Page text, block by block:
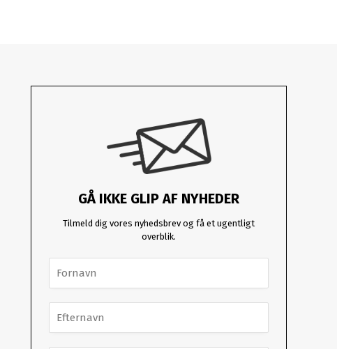
GÅ IKKE GLIP AF NYHEDER
Tilmeld dig vores nyhedsbrev og få et ugentligt
overblik.